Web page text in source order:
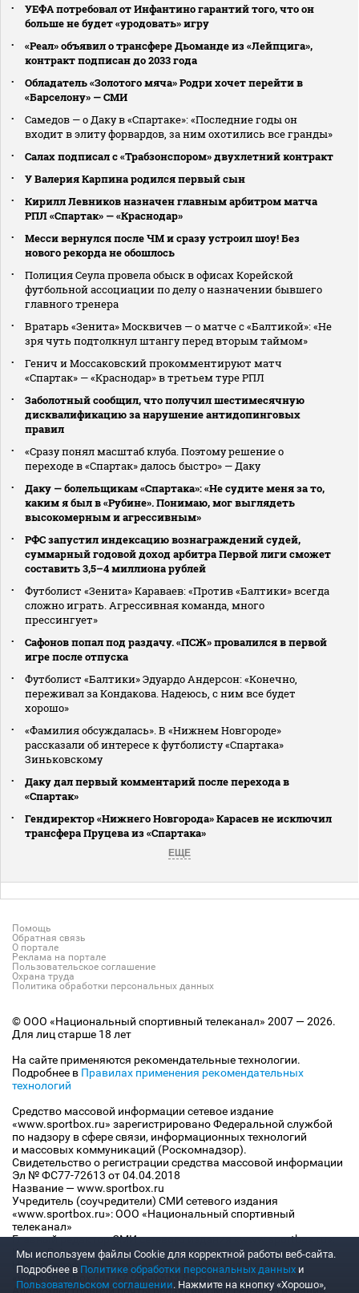
УЕФА потребовал от Инфантино гарантий того, что он
больше не будет «уродовать» игру
«Реал» объявил о трансфере Дьоманде из «Лейпцига»,
контракт подписан до 2033 года
Обладатель «Золотого мяча» Родри хочет перейти в
«Барселону» — СМИ
Самедов — о Даку в «Спартаке»: «Последние годы он
входит в элиту форвардов, за ним охотились все гранды»
Салах подписал с «Трабзонспором» двухлетний контракт
У Валерия Карпина родился первый сын
Кирилл Левников назначен главным арбитром матча
РПЛ «Спартак» — «Краснодар»
Месси вернулся после ЧМ и сразу устроил шоу! Без
нового рекорда не обошлось
Полиция Сеула провела обыск в офисах Корейской
футбольной ассоциации по делу о назначении бывшего
главного тренера
Вратарь «Зенита» Москвичев — о матче с «Балтикой»: «Не
зря чуть подтолкнул штангу перед вторым таймом»
Генич и Моссаковский прокомментируют матч
«Спартак» — «Краснодар» в третьем туре РПЛ
Заболотный сообщил, что получил шестимесячную
дисквалификацию за нарушение антидопинговых
правил
«Сразу понял масштаб клуба. Поэтому решение о
переходе в «Спартак» далось быстро» — Даку
Даку — болельщикам «Спартака»: «Не судите меня за то,
каким я был в «Рубине». Понимаю, мог выглядеть
высокомерным и агрессивным»
РФС запустил индексацию вознаграждений судей,
суммарный годовой доход арбитра Первой лиги сможет
составить 3,5–4 миллиона рублей
Футболист «Зенита» Караваев: «Против «Балтики» всегда
сложно играть. Агрессивная команда, много
прессингует»
Сафонов попал под раздачу. «ПСЖ» провалился в первой
игре после отпуска
Футболист «Балтики» Эдуардо Андерсон: «Конечно,
переживал за Кондакова. Надеюсь, с ним все будет
хорошо»
«Фамилия обсуждалась». В «Нижнем Новгороде»
рассказали об интересе к футболисту «Спартака»
Зиньковскому
Даку дал первый комментарий после перехода в
«Спартак»
Гендиректор «Нижнего Новгорода» Карасев не исключил
трансфера Пруцева из «Спартака»
ЕЩЕ
Помощь
Обратная связь
О портале
Реклама на портале
Пользовательское соглашение
Охрана труда
Политика обработки персональных данных
© ООО «Национальный спортивный телеканал» 2007 — 2026.
Для лиц старше 18 лет
На сайте применяются рекомендательные технологии.
Подробнее в Правилах применения рекомендательных
технологий
Средство массовой информации сетевое издание
«www.sportbox.ru» зарегистрировано Федеральной службой
по надзору в сфере связи, информационных технологий
и массовых коммуникаций (Роскомнадзор).
Свидетельство о регистрации средства массовой информации
Эл № ФС77-72613 от 04.04.2018
Название — www.sportbox.ru
Учредитель (соучредители) СМИ сетевого издания
«www.sportbox.ru»: ООО «Национальный спортивный
телеканал»
Главный редактор СМИ сетевого издания «www.sportbox.ru»:
Конов В.А.
Номер телефона редакции СМИ сетевого издания
«www.sportbox.ru»: +7 (495) 653 8419
Адрес электронной почты редакции СМИ сетевого издания
Мы используем файлы Сookie для корректной работы веб-сайта.
Подробнее в Политике обработки персональных данных и
Пользовательском соглашении. Нажмите на кнопку «Хорошо»,